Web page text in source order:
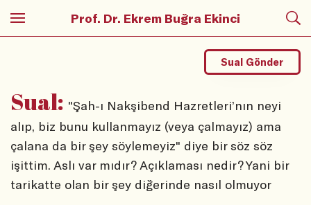
Prof. Dr. Ekrem Buğra Ekinci
Sual: "Şah-ı Nakşibend Hazretleri’nın neyi
alıp, biz bunu kullanmayız (veya çalmayız) ama
çalana da bir şey söylemeyiz" diye bir söz söz
işittim. Aslı var mıdır? Açıklaması nedir? Yani bir
tarikatte olan bir şey diğerinde nasıl olmuyor
Sual Gönder